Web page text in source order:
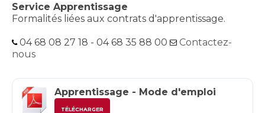
Service Apprentissage
Formalités liées aux contrats d'apprentissage.
04 68 08 27 18 - 04 68 35 88 00
Contactez-
nous
Apprentissage - Mode d'emploi
TÉLÉCHARGER